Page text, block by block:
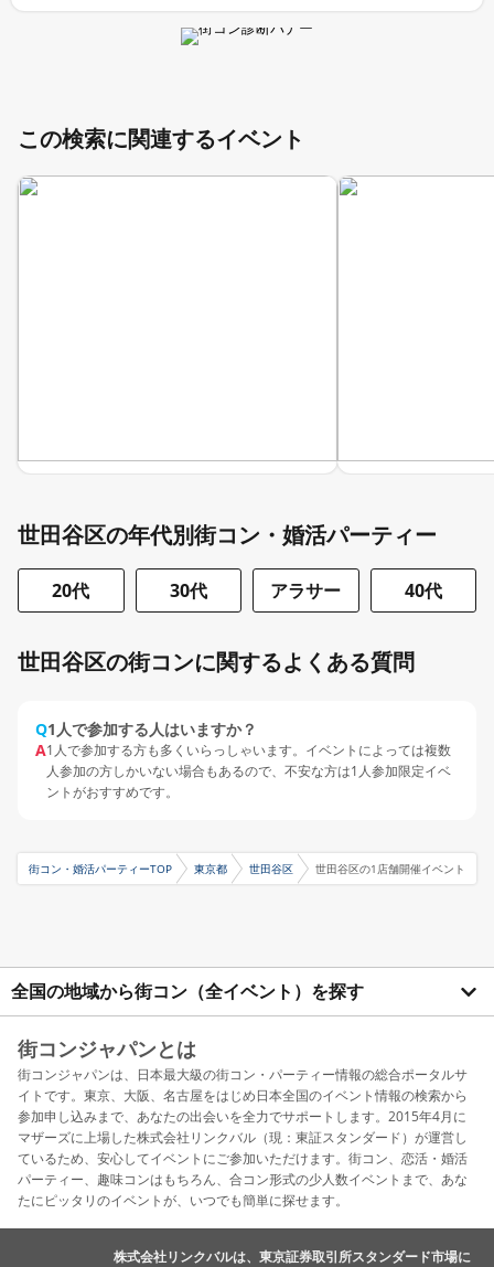
この検索に関連するイベント
世田谷区の年代別街コン・婚活パーティー
20代 30代 アラサー 40代
世田谷区の街コンに関するよくある質問
Q1人で参加する人はいますか？
A1人で参加する方も多くいらっしゃいます。イベントによっては複数
人参加の方しかいない場合もあるので、不安な方は1人参加限定イベ
ントがおすすめです。
街コン・婚活パーティーTOP 東京都 世田谷区 世田谷区の1店舗開催イベント
全国の地域から街コン（全イベント）を探す
街コンジャパンとは
街コンジャパンは、日本最大級の街コン・パーティー情報の総合ポータルサ
イトです。東京、大阪、名古屋をはじめ日本全国のイベント情報の検索から
参加申し込みまで、あなたの出会いを全力でサポートします。2015年4月に
マザーズに上場した株式会社リンクバル（現：東証スタンダード）が運営し
ているため、安心してイベントにご参加いただけます。街コン、恋活・婚活
パーティー、趣味コンはもちろん、合コン形式の少人数イベントまで、あな
たにピッタリのイベントが、いつでも簡単に探せます。
株式会社リンクバルは、東京証券取引所スタンダード市場に